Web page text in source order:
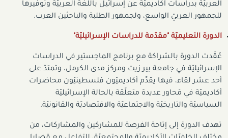
العربيّة بدراسات أكاديميّة عن إسرائيل باللغة العربيّة وتوفيرها
للجمهور العربيّ الواسع، ولجمهور الطلبة والباحثين العرب.
الدورة التعليميّة "مقدّمة للدراسات الإسرائيليّة"
عُقَدت الدورة بالشراكة مع برنامج الماجستير في الدراسات
الإسرائيليّة في جامعة بير زيت ومركز مدى الكرمل، وتمتدّ على
أحد عشر لقاء، فيها يقدِّم أكاديميّون فلسطينيّون محاضرات
أكاديميّة في مَحاور عديدة متعلّقة بالحالة الإسرائيليّة
السياسيّة والتاريخيّة والاجتماعيّة والاقتصاديّة والقانونيّة.
تهدف الدورة إلى إتاحة الفرصة للمشاركين والمشاركات، من